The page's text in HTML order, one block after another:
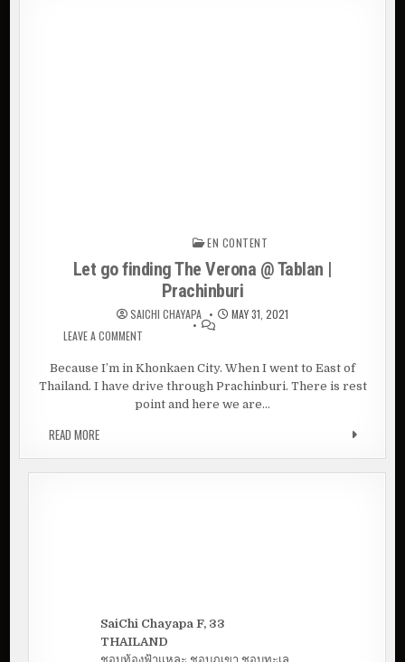
EN CONTENT
Let go finding The Verona @ Tablan |
Prachinburi
SAICHI CHAYAPA
MAY 31, 2021
LEAVE A COMMENT ON LET GO FINDING THE VERONA @ TABLAN |
Because I’m in Khonkaen City. When I went to East of
Thailand. I have drive through Prachinburi. There is rest
point and here we are…
READ MORELET GO FINDING THE VERONA @ TABLAN | PRACHINBURI
SaiChi Chayapa F, 33
THAILAND